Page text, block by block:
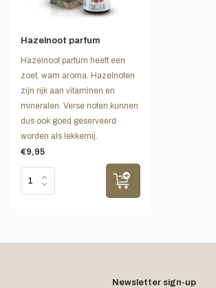
Hazelnoot parfum
Hazelnoot parfum heeft een
zoet, wam aroma. Hazelnoten
zijn rijk aan vitaminen en
mineralen. Verse noten kunnen
dus ook goed geserveerd
worden als lekkernij.
€9,95
Newsletter sign-up